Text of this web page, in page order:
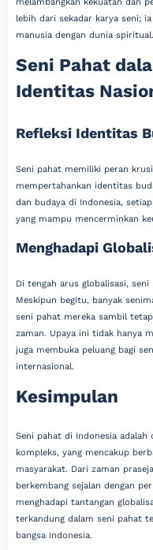
lebih dari sekadar karya seni;
manusia dengan dunia spiritual.
Seni Pahat
Identitas
Refleksi Identitas
Seni pahat memiliki peran
mempertahankan identitas
dan budaya di Indonesia,
yang mampu mencerminkan
Menghadapi
Di tengah arus globalisasi,
Meskipun begitu, banyak
seni pahat mereka sambil
zaman. Upaya ini tidak hanya
juga membuka peluang bagi
internasional.
Kesimpulan
Seni pahat di Indonesia adalah
kompleks, yang mencakup
masyarakat. Dari zaman
berkembang sejalan dengan
menghadapi tantangan
terkandung dalam seni pahat
bangsa Indonesia.